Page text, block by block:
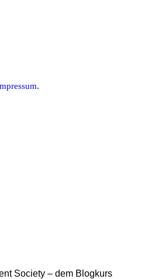
.
Society – dem Blogkurs